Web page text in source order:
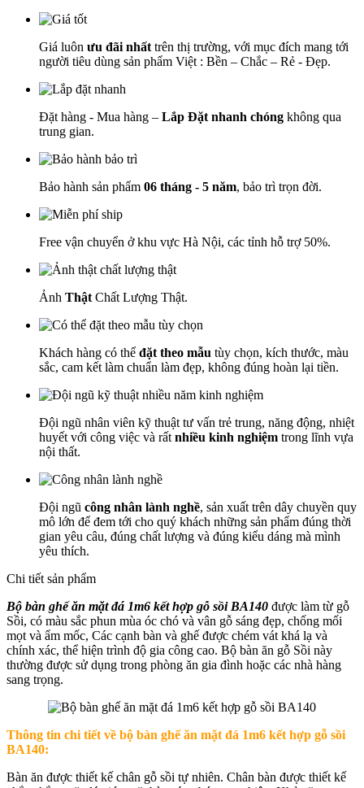
Giá luôn ưu đãi nhất trên thị trường, với mục đích mang tới
người tiêu dùng sản phẩm Việt : Bền – Chắc – Rẻ - Đẹp.
Đặt hàng - Mua hàng – Lắp Đặt nhanh chóng không qua
trung gian.
Bảo hành sản phẩm 06 tháng - 5 năm, bảo trì trọn đời.
Free vận chuyển ở khu vực Hà Nội, các tỉnh hỗ trợ 50%.
Ảnh Thật Chất Lượng Thật.
Khách hàng có thể đặt theo mẫu tùy chọn, kích thước, màu
sắc, cam kết làm chuẩn làm đẹp, không đúng hoàn lại tiền.
Đội ngũ nhân viên kỹ thuật tư vấn trẻ trung, năng động, nhiệt
huyết với công việc và rất nhiều kinh nghiệm trong lĩnh vựa
nội thất.
Đội ngũ công nhân lành nghề, sản xuất trên dây chuyền quy
mô lớn để đem tới cho quý khách những sản phẩm đúng thời
gian yêu câu, đúng chất lượng và đúng kiểu dáng mà mình
yêu thích.
Chi tiết sản phẩm
Bộ bàn ghế ăn mặt đá 1m6 kết hợp gỗ sồi BA140 được làm từ gỗ
Sồi, có màu sắc phun mùa óc chó và vân gỗ sáng đẹp, chống mối
mọt và ẩm mốc, Các cạnh bàn và ghế được chém vát khá lạ và
chính xác, thể hiện trình độ gia công cao. Bộ bàn ăn gỗ Sồi này
thường được sử dụng trong phòng ăn gia đình hoặc các nhà hàng
sang trọng.
Thông tin chi tiết về bộ bàn ghế ăn mặt đá 1m6 kết hợp gỗ sồi
BA140:
Bàn ăn được thiết kế chân gỗ sồi tự nhiên. Chân bàn được thiết kế